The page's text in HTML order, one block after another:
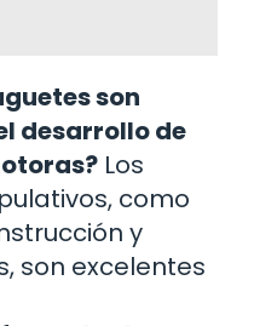
son
desarrollo de
Los
como
y
son excelentes